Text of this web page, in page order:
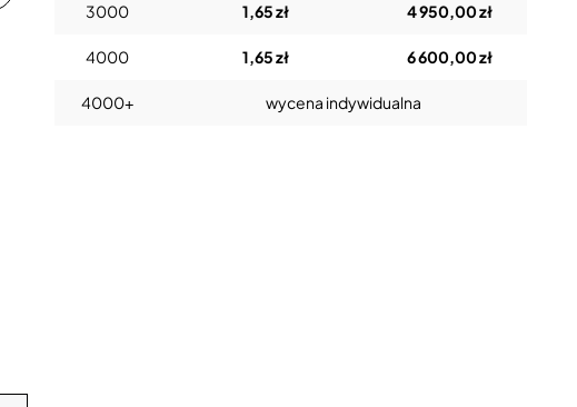
3000 1,65 zł 4 950,00 zł
4000 1,65 zł 6 600,00 zł
4000+ wycena indywidualna